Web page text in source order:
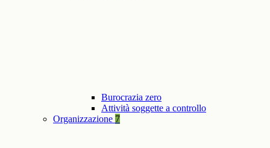
Burocrazia zero
Attività soggette a controllo
Organizzazione 7